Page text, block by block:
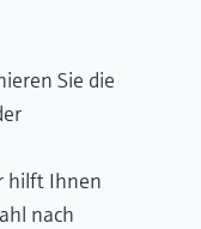
Sie die
hilft Ihnen
nach